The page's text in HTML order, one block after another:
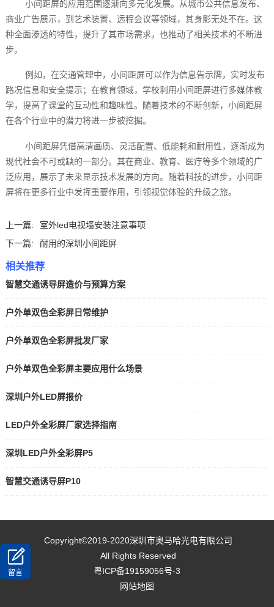
小间距屏的应用范围逐渐向多元化发展。从城市公共信息发布、
商业广告展示，到艺术装置、远程会议等领域，其身影无处不在。这
种全面渗透的特性，提升了其市场需求，也推动了相关技术的不断进
步。
例如，在交通管理中，小间距屏可以作为信息告示牌，实时发布
路况信息和安全提示；在教育领域，学校利用小间距屏进行多媒体教
学，提高了课堂的互动性和趣味性。随着技术的不断创新，小间距屏
在各个行业中的潜力将进一步被挖掘。
小间距屏凭借高清画质、灵活配置、低能耗和耐用性，逐渐成为
现代社会不可或缺的一部分。其在商业、教育、医疗等多个领域的广
泛应用，展示了未来显示技术发展的方向。随着科技的进步，小间距
屏将在更多行业中发挥重要作用，引领视觉体验的升级之旅。
上一篇:
室外led电视墙安装注意事项
下一篇:
耐用的深圳小间距屏
相关推荐
智慧交通诱导屏造价与预算方案
户外单双色全彩屏日常维护
户外单双色全彩屏批发厂家
户外单双色全彩屏主要应用什么场景
深圳户外LED屏报价
LED户外全彩屏厂家选择指南
深圳LED户外全彩屏P5
智慧交通诱导屏P10
Copyright©2019-2020深圳市奥马哈光电有限公司
All Rights Reserved
粤ICP备19159056号-3
网站地图
留言